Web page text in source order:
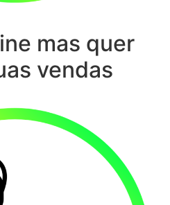
mas quer
vendas